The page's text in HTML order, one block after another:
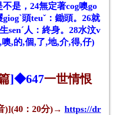
是，24無定著cog噢go
頭teuˇ：鋤頭。26就
senˊ人：終身。28水汶v
,的,個,了,地,介,得,仔)
]◆647一世情恨
)](40：20分)→ https://dr